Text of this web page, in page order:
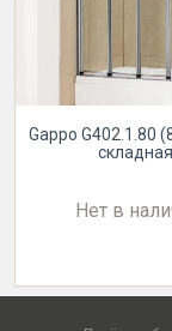
Gappo G402.1.80
Нет в